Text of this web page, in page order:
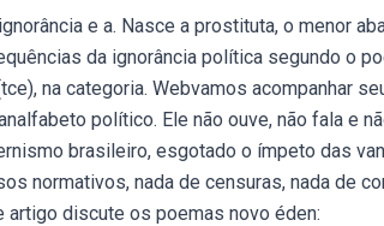
e a. Nasce a prostituta, o menor
da ignorância política segundo o
na categoria. Webvamos acompanhar
político. Ele não ouve, não fala e
brasileiro, esgotado o ímpeto das
normativos, nada de censuras, nada de
artigo discute os poemas novo éden: